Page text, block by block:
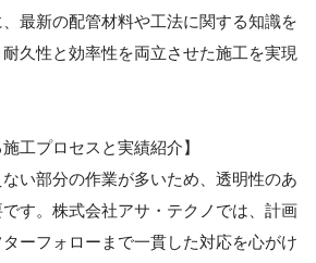
最新の配管材料や工法に関する知識を
久性と効率性を両立させた施工を実現
工プロセスと実績紹介】
い部分の作業が多いため、透明性のあ
す。株式会社アサ・テクノでは、計画
ーフォローまで一貫した対応を心がけ